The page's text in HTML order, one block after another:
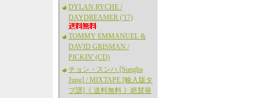
DYLAN RYCHE /
DAYDREAMER ('17)
TOMMY EMMANUEL &
DAVID GRISMAN /
PICKIN' (CD)
チョン・スンハ [Sungha
Jung] / MIXTAPE [輸入版タ
ブ譜]《 送料無料 》絶賛発